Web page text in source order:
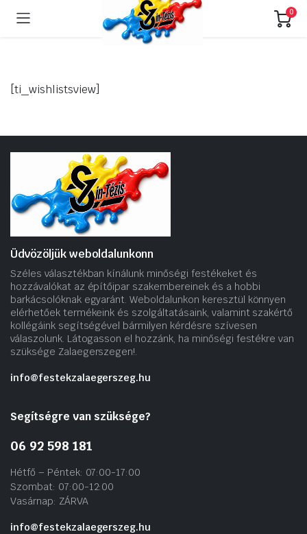
0
[ti_wishlistsview]
Üdvözöljük weboldalunkonn
Széles választékban kínálunk minőségi festékeket és
hozzávalókat az építőipar szakembereinek és a hobbi
barkácsolóknak egyaránt. Weboldalunkon keresztül könnyen
elérhetőek termékeink és szolgáltatásaink, valamint szakértő
kollégáink segítségével bármilyen kérdésre szívesen
válaszolunk. Látogasson el hozzánk, ha minőségi festékre van
szüksége Zalaegerszegen!.
info@festekzalaegerszeg.hu
Segítségre van szüksége?
06 92 598 181
Hétfő – Péntek: 07:00-17:00
Szombat: 07:00-12:00
Vasárnap: ZÁRVA
info@festekzalaegerszeg.hu